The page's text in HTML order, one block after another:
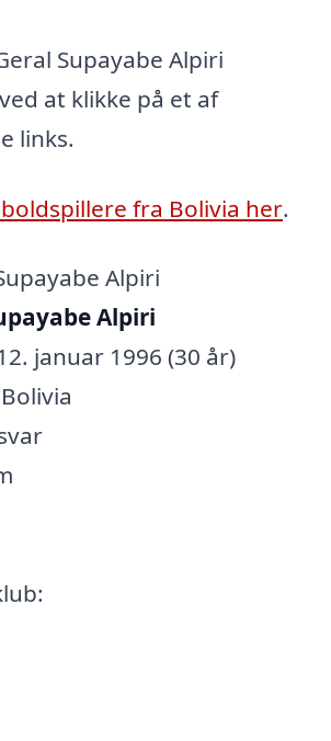
Supayabe Alpiri
at klikke på et af
links.
fra Bolivia her.
Alpiri
januar 1996 (30 år)
Bolivia